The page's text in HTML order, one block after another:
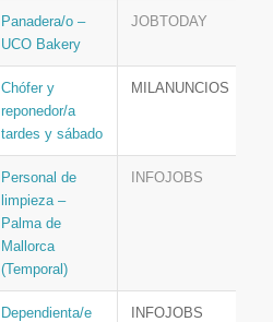
Panadera/o –
UCO Bakery
JOBTODAY
Chófer y
reponedor/a
tardes y sábado
MILANUNCIOS
Personal de
limpieza –
Palma de
Mallorca
(Temporal)
INFOJOBS
Dependienta/e
INFOJOBS